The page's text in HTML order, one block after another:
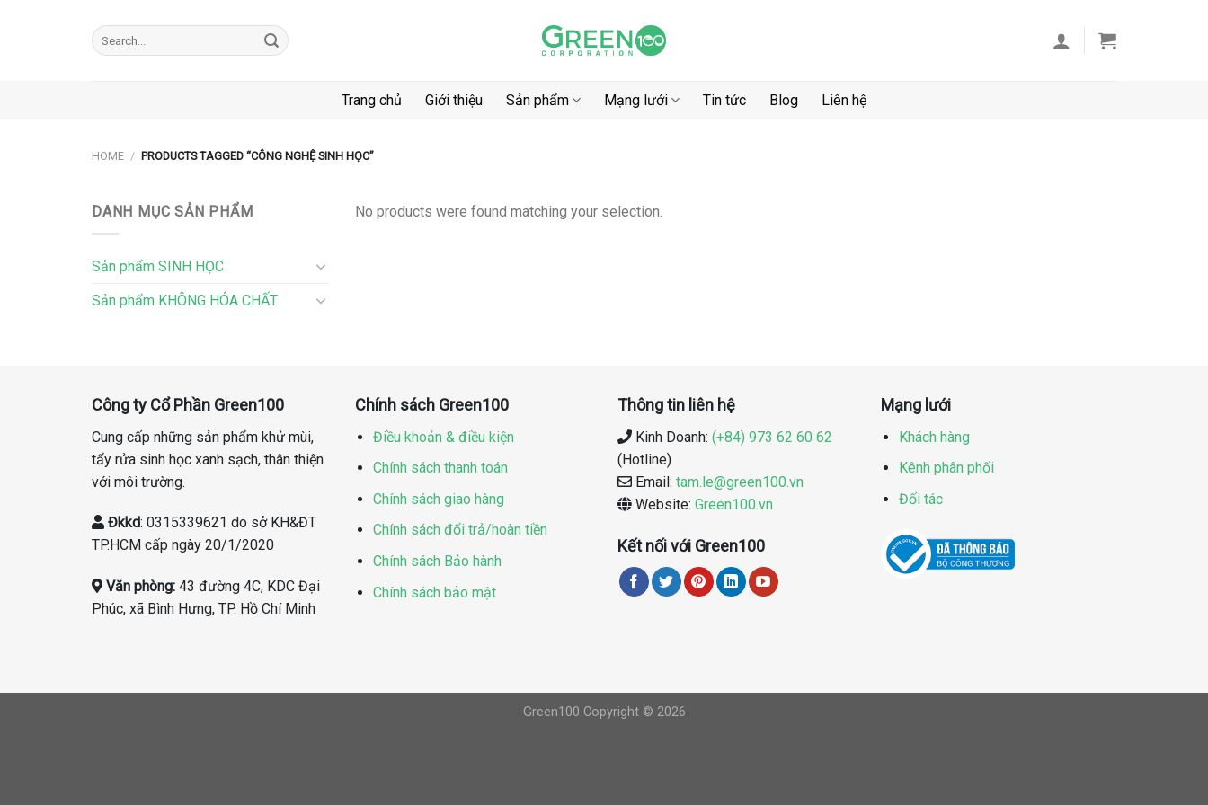
Search
for:
Trang chủ Giới thiệu Sản phẩm Mạng lưới Tin tức Blog Liên hệ
HOME / PRODUCTS TAGGED “CÔNG NGHỆ SINH HỌC”
DANH MỤC SẢN PHẨM
Sản phẩm SINH HỌC
Sản phẩm KHÔNG HÓA CHẤT
No products were found matching your selection.
Công ty Cổ Phần Green100
Cung cấp những sản phẩm khử mùi,
tẩy rửa sinh học xanh sạch, thân thiện
với môi trường.
Đkkd: 0315339621 do sở KH&ĐT
TP.HCM cấp ngày 20/1/2020
Văn phòng: 43 đường 4C, KDC Đại
Phúc, xã Bình Hưng, TP. Hồ Chí Minh
Chính sách Green100
Điều khoản & điều kiện
Chính sách thanh toán
Chính sách giao hàng
Chính sách đổi trả/hoàn tiền
Chính sách Bảo hành
Chính sách bảo mật
Thông tin liên hệ
Kinh Doanh: (+84) 973 62 60 62
(Hotline)
Email: tam.le@green100.vn
Website: Green100.vn
Kết nối với Green100
Mạng lưới
Khách hàng
Kênh phân phối
Đối tác
Green100 Copyright © 2026